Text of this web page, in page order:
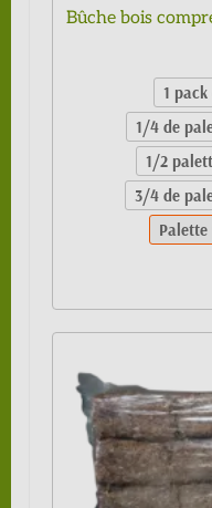
Bûche bois
1 pack
1/4 de
1/2
3/4 de